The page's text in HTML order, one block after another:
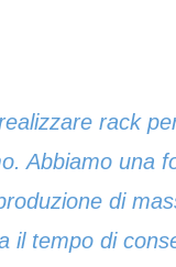
rack
Abbiamo una
di
il tempo di